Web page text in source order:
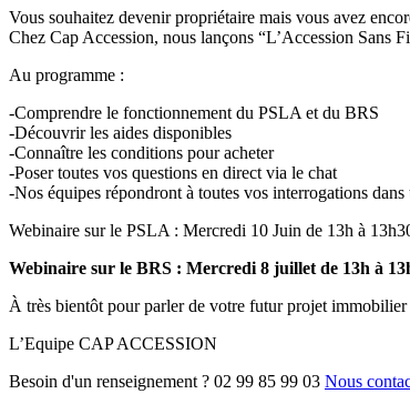
Vous souhaitez devenir propriétaire mais vous avez
Chez Cap Accession, nous lançons “L’Accession Sans
Au programme :
-Comprendre le fonctionnement du PSLA et du BRS
-Découvrir les aides disponibles
-Connaître les conditions pour acheter
-Poser toutes vos questions en direct via le chat
-Nos équipes répondront à toutes vos interrogations
Webinaire sur le PSLA : Mercredi 10 Juin de 13h à
Webinaire sur le BRS : Mercredi 8 juillet de 13h à
À très bientôt pour parler de votre futur projet immobilier
L’Equipe CAP ACCESSION
Besoin d'un renseignement ? 02 99 85 99 03 Nous